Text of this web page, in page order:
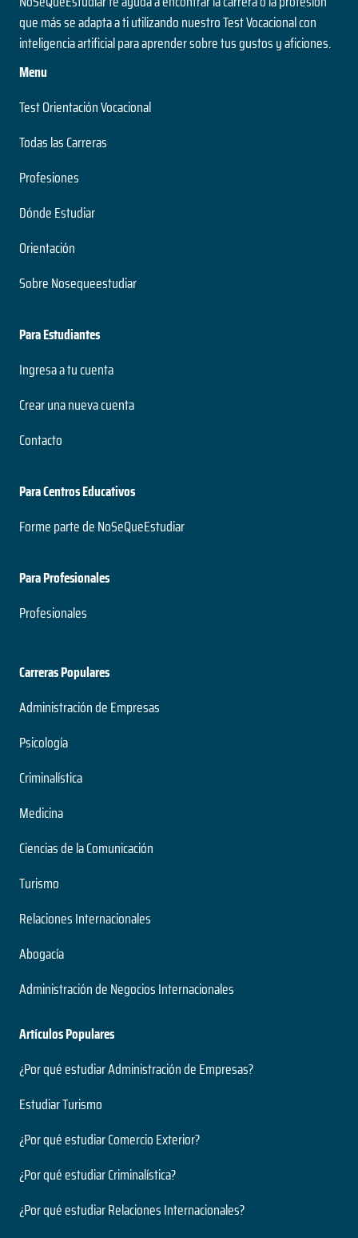
que más se adapta a ti utilizando nuestro Test Vocacional con
inteligencia artificial para aprender sobre tus gustos y aficiones.
Menu
Test Orientación Vocacional
Todas las Carreras
Profesiones
Dónde Estudiar
Orientación
Sobre Nosequeestudiar
Para Estudiantes
Ingresa a tu cuenta
Crear una nueva cuenta
Contacto
Para Centros Educativos
Forme parte de NoSeQueEstudiar
Para Profesionales
Profesionales
Carreras Populares
Administración de Empresas
Psicología
Criminalística
Medicina
Ciencias de la Comunicación
Turismo
Relaciones Internacionales
Abogacía
Administración de Negocios Internacionales
Artículos Populares
¿Por qué estudiar Administración de Empresas?
Estudiar Turismo
¿Por qué estudiar Comercio Exterior?
¿Por qué estudiar Criminalística?
¿Por qué estudiar Relaciones Internacionales?